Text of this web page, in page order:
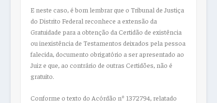
E neste caso, é bom lembrar que o Tribunal de Justiça
do Distrito Federal reconhece a extensão da
Gratuidade para a obtenção da Certidão de existência
ou inexistência de Testamentos deixados pela pessoa
falecida, documento obrigatório a ser apresentado ao
Juiz e que, ao contrário de outras Certidões, não é
gratuito.
Conforme o texto do Acórdão nº 1372794, relatado